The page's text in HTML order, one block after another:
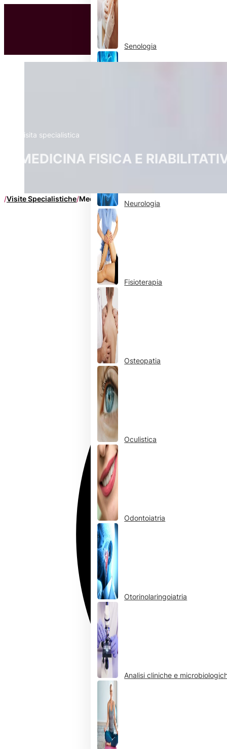
Senologia
Neurologia
Fisioterapia
Osteopatia
Oculistica
Odontoiatria
Otorinolaringoiatria
Analisi cliniche e
Medicina fisica e riabilitativa
Visita specialistica
MEDICINA FISICA E
/Visite Specialistiche/Medicina fisica e riabilitativa